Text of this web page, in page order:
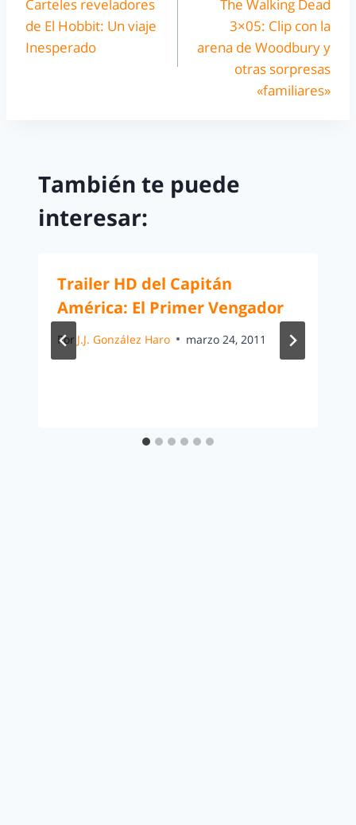
Carteles reveladores
de El Hobbit: Un viaje
Inesperado
The Walking Dead
3×05: Clip con la
arena de Woodbury y
otras sorpresas
«familiares»
También te puede
interesar:
Trailer HD del Capitán
América: El Primer Vengador
Por J.J. González Haro marzo 24, 2011